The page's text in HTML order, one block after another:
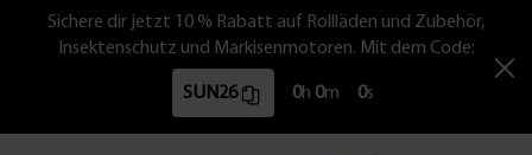
Sichere dir jetzt 10 % Rabatt auf Rollläden und Zubehör,
Insektenschutz und Markisenmotoren. Mit dem Code:
SUN26 0h 0m 0s